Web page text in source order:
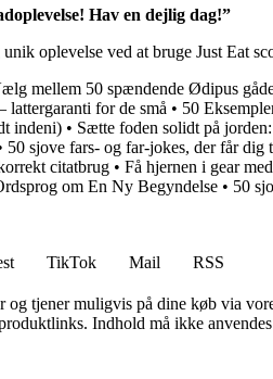
Hav en dejlig dag!”
oplevelse ved at bruge Just Eat
mellem 50 spændende Ødipus
lattergaranti for de små • 50
indeni) • Sætte foden solidt på
50 sjove fars- og far-jokes, der får dig
citatbrug • Få hjernen i gear
om En Ny Begyndelse • 50
TikTok Mail
RSS
tjener muligvis på dine køb via
Indhold må ikke